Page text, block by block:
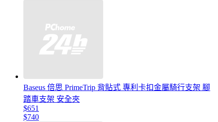
Baseus 倍思 PrimeTrip 背貼式 專利卡扣金屬騎行支架 腳
踏車支架 安全夾
$651
$740